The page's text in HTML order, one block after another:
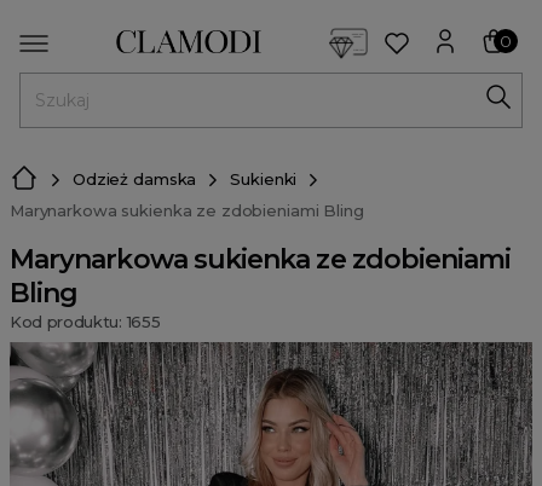
0
Odzież damska
Sukienki
Marynarkowa sukienka ze zdobieniami Bling
Marynarkowa sukienka ze zdobieniami
Bling
Kod produktu: 1655